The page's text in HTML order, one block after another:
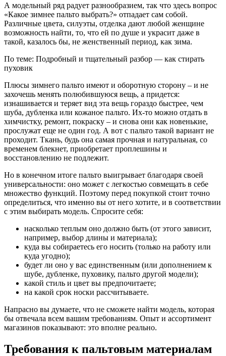
А модельный ряд радует разнообразием, так что здесь вопрос
«Какое зимнее пальто выбрать?» отпадает сам собой.
Различные цвета, силуэты, отделка дают любой женщине
возможность найти, то, что ей по душе и украсит даже в
такой, казалось бы, не женственный период, как зима.
По теме: Подробный и тщательный разбор — как стирать
пуховик
Плюсы зимнего пальто имеют и оборотную сторону – и не
захочешь менять полюбившуюся вещь, а придется:
изнашивается и теряет вид эта вещь гораздо быстрее, чем
шуба, дубленка или кожаное пальто. Их-то можно отдать в
химчистку, ремонт, покраску – и снова они как новенькие,
прослужат еще не один год. А вот с пальто такой вариант не
проходит. Ткань, будь она самая прочная и натуральная, со
временем блекнет, приобретает проплешины и
восстановлению не подлежит.
Но в конечном итоге пальто выигрывает благодаря своей
универсальности: оно может с легкостью совмещать в себе
множество функций. Поэтому перед покупкой стоит точно
определиться, что именно вы от него хотите, и в соответствии
с этим выбирать модель. Спросите себя:
насколько теплым оно должно быть (от этого зависит,
например, выбор длины и материала);
куда вы собираетесь его носить (только на работу или
куда угодно);
будет ли оно у вас единственным (или дополнением к
шубе, дубленке, пуховику, пальто другой модели);
какой стиль и цвет вы предпочитаете;
на какой срок носки рассчитываете.
Напрасно вы думаете, что не сможете найти модель, которая
бы отвечала всем вашим требованиям. Опыт и ассортимент
магазинов показывают: это вполне реально.
Требования к пальтовым материалам